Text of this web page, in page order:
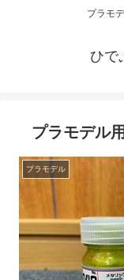
プラモ
ひで
プラモデル
プラモデル